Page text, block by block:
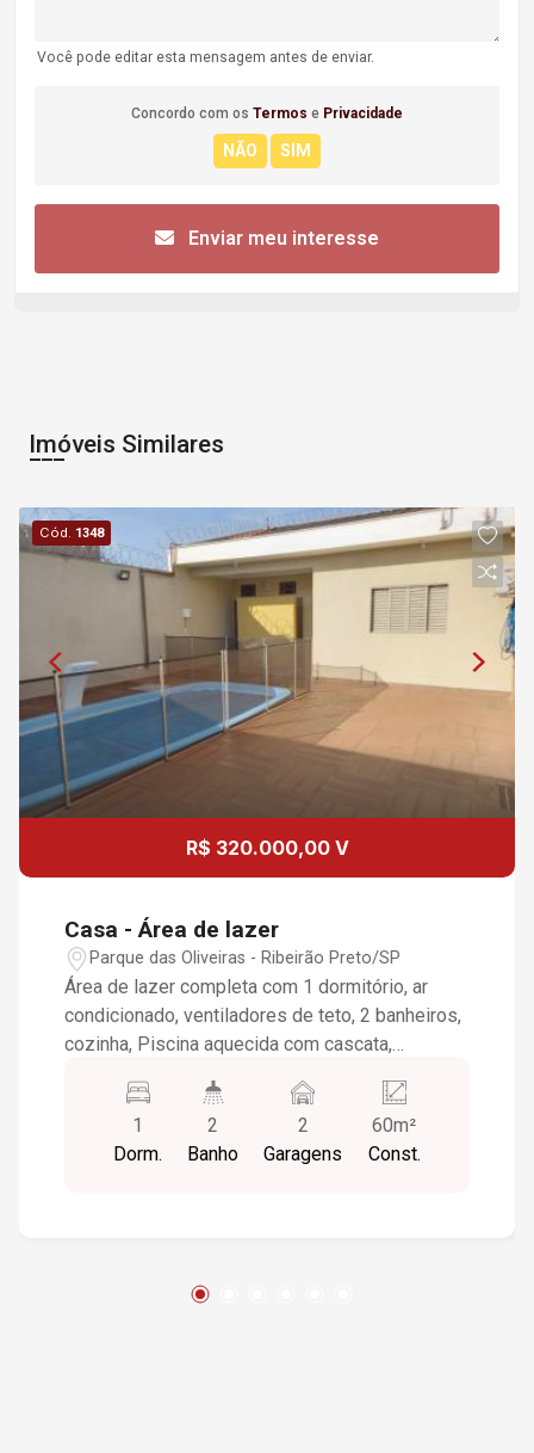
Você pode editar esta mensagem antes de enviar.
Concordo com os Termos e Privacidade
Enviar meu interesse
Imóveis Similares
Cód. 1348
R$ 320.000,00 V
Casa - Área de lazer
Parque das Oliveiras - Ribeirão Preto/SP
Área de lazer completa com 1 dormitório, ar
condicionado, ventiladores de teto, 2 banheiros,
cozinha, Piscina aquecida com cascata,
porcelanato. Terreno 8x20 Um dormitório com ar
e tv Cozinha montada Piscina aquecida Tudo
porcelanato Toldos e tela de proteção piscina
1
Dorm.
2
Banho
2
Garagens
60m²
Const.